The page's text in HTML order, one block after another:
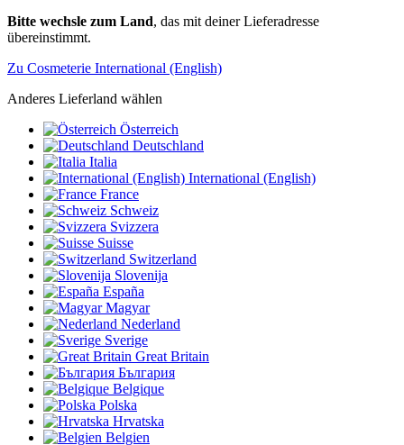
Bitte wechsle zum Land, das mit deiner Lieferadresse
übereinstimmt.
Zu Cosmeterie International (English)
Anderes Lieferland wählen
Österreich
Deutschland
Italia
International (English)
France
Schweiz
Svizzera
Suisse
Switzerland
Slovenija
España
Magyar
Nederland
Sverige
Great Britain
България
Belgique
Polska
Hrvatska
Belgien